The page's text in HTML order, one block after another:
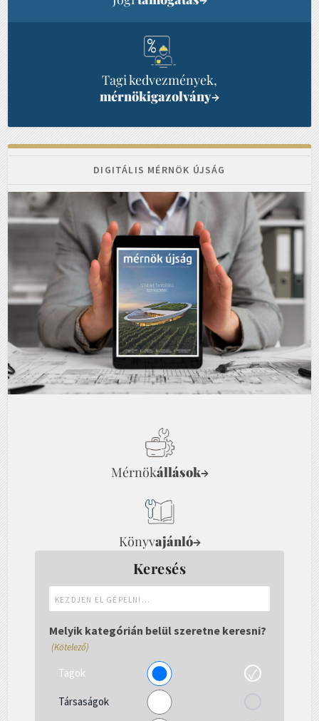
Tagi kedvezmények,
mérnökigazolvány→
DIGITÁLIS MÉRNÖK ÚJSÁG
Mérnökállások→
Könyvajánló→
Keresés
el
gépelni...
Melyik kategórián belül szeretne keresni?
(Kötelező)
Tagok
Társaságok